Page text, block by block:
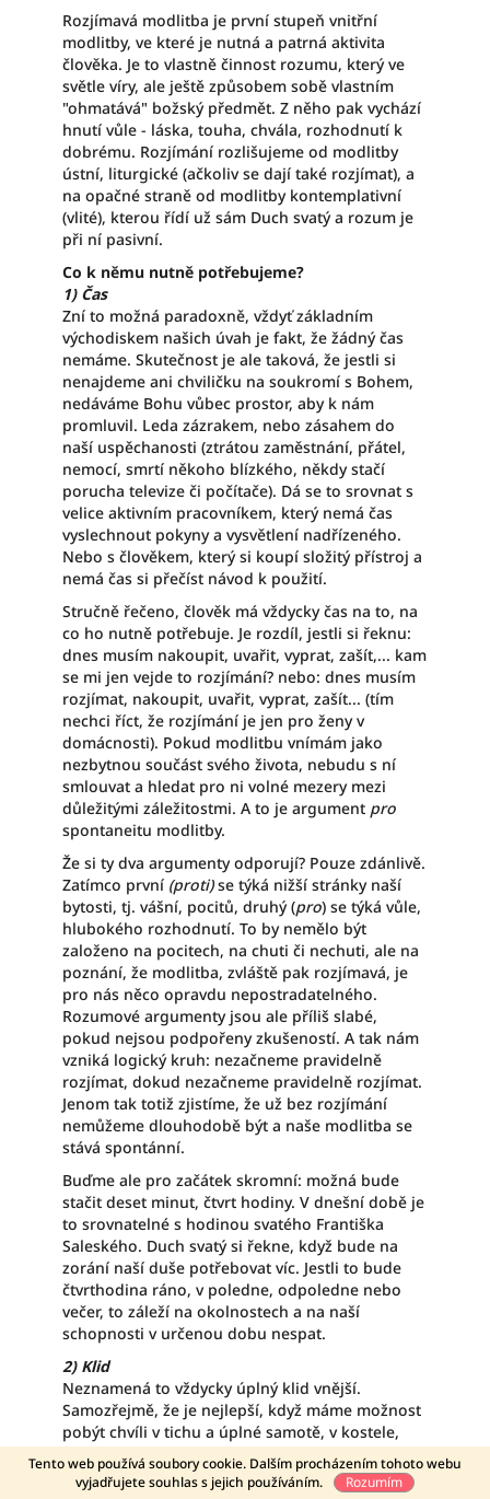
Tento web používá soubory cookie. Dalším procházením tohoto webu
vyjadřujete souhlas s jejich používáním.
Rozumím
Doprava zdarma od 750 Kč
Rozjímavá modlitba je první stupeň vnitřní
modlitby, ve které je nutná a patrná aktivita
člověka. Je to vlastně činnost rozumu, který ve
světle víry, ale ještě způsobem sobě vlastním
"ohmatává" božský předmět. Z něho pak vychází
hnutí vůle - láska, touha, chvála, rozhodnutí k
dobrému. Rozjímání rozlišujeme od modlitby
ústní, liturgické (ačkoliv se dají také rozjímat), a
na opačné straně od modlitby kontemplativní
(vlité), kterou řídí už sám Duch svatý a rozum je
při ní pasivní.
Co k němu nutně potřebujeme?
1) Čas
Zní to možná paradoxně, vždyť základním
východiskem našich úvah je fakt, že žádný čas
nemáme. Skutečnost je ale taková, že jestli si
nenajdeme ani chviličku na soukromí s Bohem,
nedáváme Bohu vůbec prostor, aby k nám
promluvil. Leda zázrakem, nebo zásahem do
naší uspěchanosti (ztrátou zaměstnání, přátel,
nemocí, smrtí někoho blízkého, někdy stačí
porucha televize či počítače). Dá se to srovnat s
velice aktivním pracovníkem, který nemá čas
vyslechnout pokyny a vysvětlení nadřízeného.
Nebo s člověkem, který si koupí složitý přístroj a
nemá čas si přečíst návod k použití.
Stručně řečeno, člověk má vždycky čas na to, na
co ho nutně potřebuje. Je rozdíl, jestli si řeknu:
dnes musím nakoupit, uvařit, vyprat, zašít,... kam
se mi jen vejde to rozjímání? nebo: dnes musím
rozjímat, nakoupit, uvařit, vyprat, zašít... (tím
nechci říct, že rozjímání je jen pro ženy v
domácnosti). Pokud modlitbu vnímám jako
nezbytnou součást svého života, nebudu s ní
smlouvat a hledat pro ni volné mezery mezi
důležitými záležitostmi. A to je argument pro
spontaneitu modlitby.
Že si ty dva argumenty odporují? Pouze zdánlivě.
Zatímco první (proti)se týká nižší stránky naší
bytosti, tj. vášní, pocitů, druhý (pro) se týká vůle,
hlubokého rozhodnutí. To by nemělo být
založeno na pocitech, na chuti či nechuti, ale na
poznání, že modlitba, zvláště pak rozjímavá, je
pro nás něco opravdu nepostradatelného.
Rozumové argumenty jsou ale příliš slabé,
pokud nejsou podpořeny zkušeností. A tak nám
vzniká logický kruh: nezačneme pravidelně
rozjímat, dokud nezačneme pravidelně rozjímat.
Jenom tak totiž zjistíme, že už bez rozjímání
nemůžeme dlouhodobě být a naše modlitba se
stává spontánní.
Buďme ale pro začátek skromní: možná bude
stačit deset minut, čtvrt hodiny. V dnešní době je
to srovnatelné s hodinou svatého Františka
Saleského. Duch svatý si řekne, když bude na
zorání naší duše potřebovat víc. Jestli to bude
čtvrthodina ráno, v poledne, odpoledne nebo
večer, to záleží na okolnostech a na naší
schopnosti v určenou dobu nespat.
2) Klid
Neznamená to vždycky úplný klid vnější.
Samozřejmě, že je nejlepší, když máme možnost
pobýt chvíli v tichu a úplné samotě, v kostele,
sami v místnosti, v přírodě, ale někomu to
životní podmínky opravdu nedovolují. Co je však